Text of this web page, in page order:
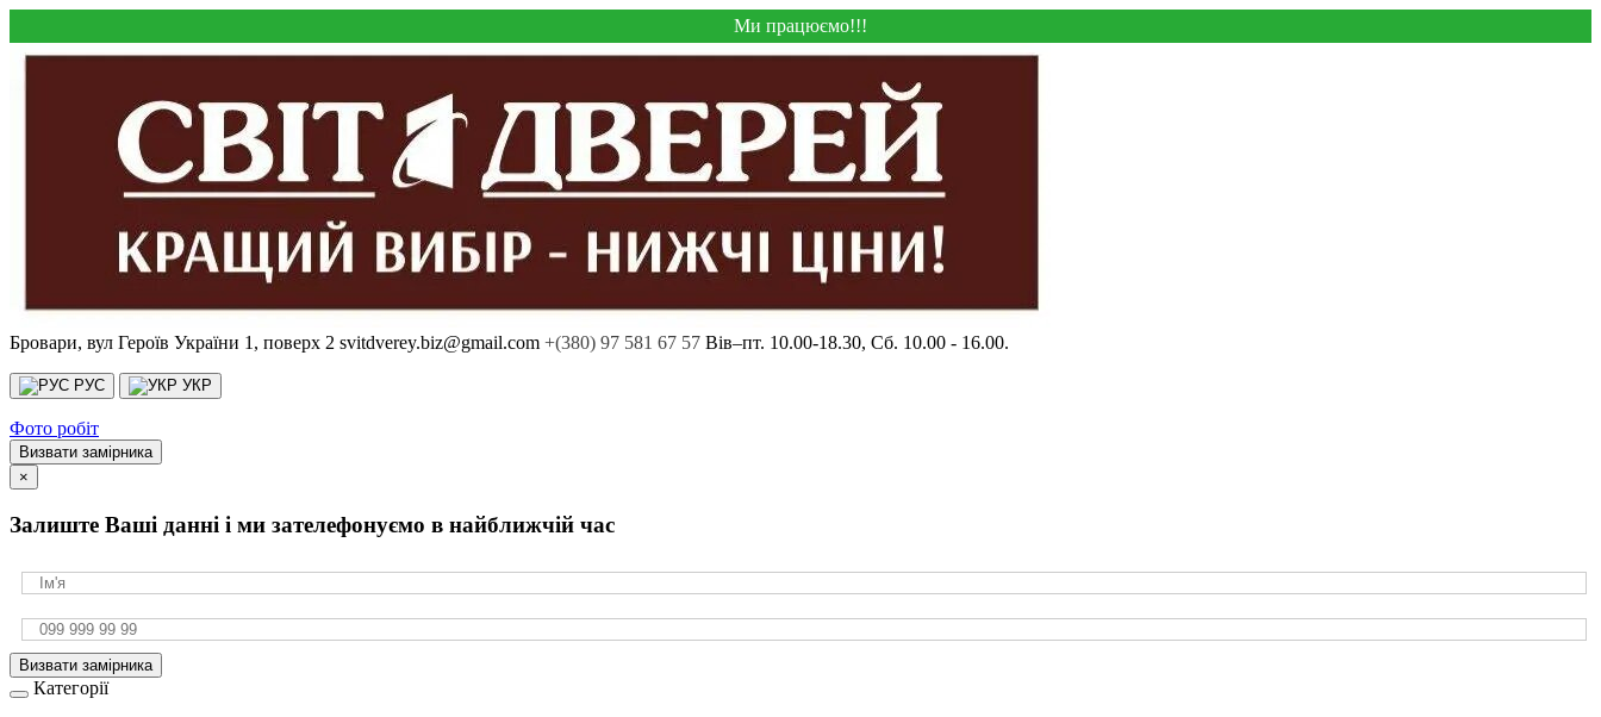
Ми працюємо!!!
Бровари, вул Героїв України 1, поверх 2 svitdverey.biz@gmail.com +(380) 97 581 67 57 Вів–пт. 10.00-18.30, Сб. 10.00 - 16.00.
РУС УКР
Фото робіт
Визвати замірника
×
Залиште Ваші данні і ми зателефонуємо в найближчій час
Визвати замірника
Категорії